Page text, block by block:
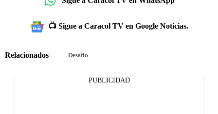
📺 Sigue a Caracol TV en Google Noticias.
Relacionados Desafío
PUBLICIDAD